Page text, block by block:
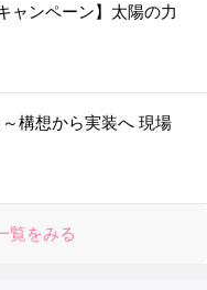
ャンペーン】太陽の力
～構想から実装へ 現場
覧をみる